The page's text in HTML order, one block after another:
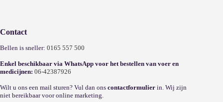
Contact
Bellen is sneller: 0165 557 500
Enkel beschikbaar via WhatsApp voor het bestellen van voer en
medicijnen: 06-42387926
Wilt u ons een mail sturen? Vul dan ons contactformulier in. Wij zijn
niet bereikbaar voor online marketing.